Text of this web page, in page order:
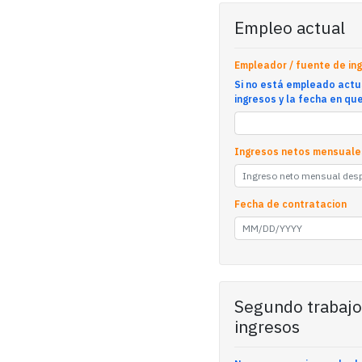
Empleo actual
Empleador / fuente de
Si no está empleado
ingresos y la fecha en
Ingresos netos
Fecha de contratacion
Segundo
ingresos